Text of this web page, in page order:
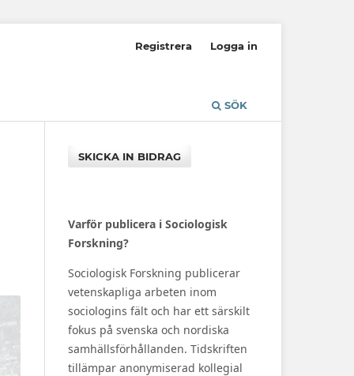
SÖK
Registrera Logga in
SKICKA IN BIDRAG
Varför publicera i Sociologisk
Forskning?
Sociologisk Forskning publicerar
vetenskapliga arbeten inom
sociologins fält och har ett särskilt
fokus på svenska och nordiska
samhällsförhållanden. Tidskriften
tillämpar anonymiserad kollegial